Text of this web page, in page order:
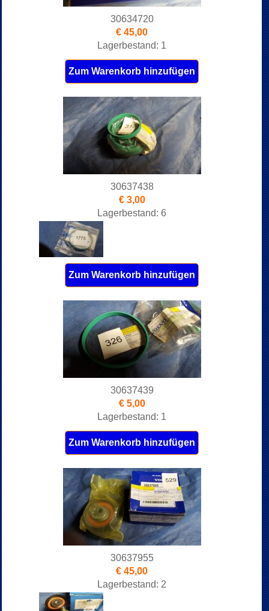
30634720
€ 45,00
Lagerbestand: 1
Zum Warenkorb hinzufügen
30637438
€ 3,00
Lagerbestand: 6
Zum Warenkorb hinzufügen
30637439
€ 5,00
Lagerbestand: 1
Zum Warenkorb hinzufügen
30637955
€ 45,00
Lagerbestand: 2